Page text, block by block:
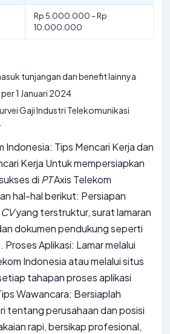
Rp 5.000.000 – Rp
10.000.000
tunjangan dan benefit lainnya
1 Januari 2024
Gaji Industri Telekomunikasi
Indonesia: Tips Mencari Kerja dan
Kerja Untuk mempersiapkan
di PTAxis Telekom
hal-hal berikut: Persiapan
CVyang terstruktur, surat lamaran
dokumen pendukung seperti
Aplikasi: Lamar melalui
Indonesia atau melalui situs
tahapan proses aplikasi
Wawancara: Bersiaplah
tentang perusahaan dan posisi
rapi, bersikap profesional,